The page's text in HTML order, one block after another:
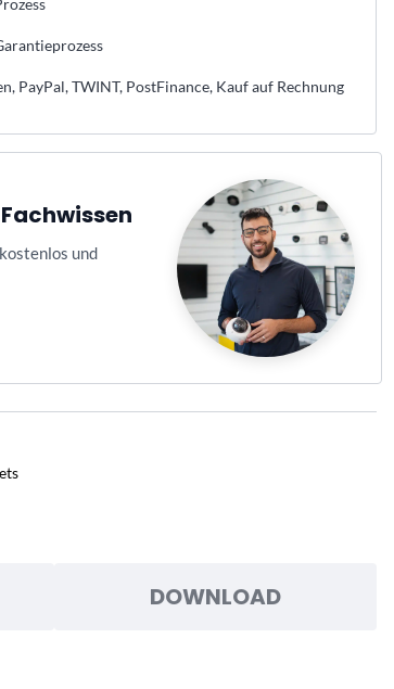
PayPal, TWINT, PostFinance, Kauf auf Rechnung
und
DOWNLOAD